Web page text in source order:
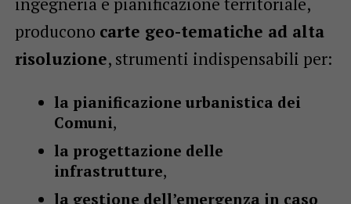
producono carte geo-tematiche ad alta
risoluzione, strumenti indispensabili per:
la pianificazione urbanistica dei
Comuni,
la progettazione delle
infrastrutture,
la gestione dell’emergenza in caso